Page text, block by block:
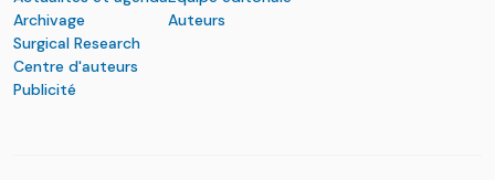
Archivage
Surgical Research
Centre d'auteurs
Publicité
Auteurs